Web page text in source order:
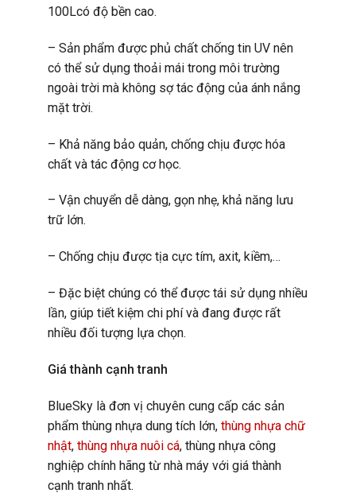
100Lcó độ bền cao.
– Sản phẩm được phủ chất chống tin UV nên
có thể sử dụng thoải mái trong môi trường
ngoài trời mà không sợ tác động của ánh nắng
mặt trời.
– Khả năng bảo quản, chống chịu được hóa
chất và tác động cơ học.
– Vận chuyển dễ dàng, gọn nhẹ, khả năng lưu
trữ lớn.
– Chống chịu được tịa cực tím, axit, kiềm,…
– Đặc biệt chúng có thể được tái sử dụng nhiều
lần, giúp tiết kiệm chi phí và đang được rất
nhiều đối tượng lựa chọn.
Giá thành cạnh tranh
BlueSky là đơn vị chuyên cung cấp các sản
phẩm thùng nhựa dung tích lớn, thùng nhựa chữ
nhật, thùng nhựa nuôi cá, thùng nhựa công
nghiệp chính hãng từ nhà máy với giá thành
cạnh tranh nhất.